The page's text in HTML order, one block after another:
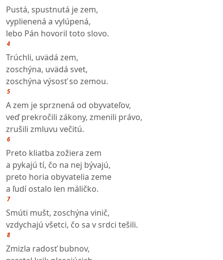
Pustá, spustnutá je zem,
vyplienená a vylúpená,
lebo Pán hovoril toto slovo.
4
Trúchli, uvädá zem,
zoschýna, uvädá svet,
zoschýna výsosť so zemou.
5
A zem je sprznená od obyvateľov,
veď prekročili zákony, zmenili právo,
zrušili zmluvu večitú.
6
Preto kliatba zožiera zem
a pykajú tí, čo na nej bývajú,
preto horia obyvatelia zeme
a ľudí ostalo len máličko.
7
Smúti mušt, zoschýna vinič,
vzdychajú všetci, čo sa v srdci tešili.
8
Zmizla radosť bubnov,